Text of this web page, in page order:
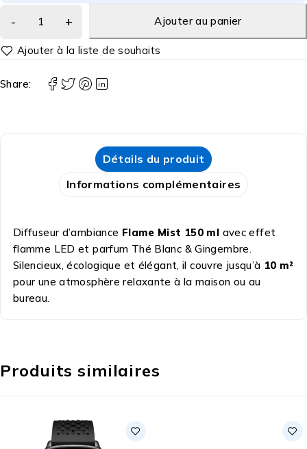
Ajouter au panier
Share:
Détails du produit
Informations complémentaires
Diffuseur d’ambiance Flame Mist 150 ml avec effet
flamme LED et parfum Thé Blanc & Gingembre.
Silencieux, écologique et élégant, il couvre jusqu’à 10 m²
pour une atmosphère relaxante à la maison ou au
bureau.
Produits similaires